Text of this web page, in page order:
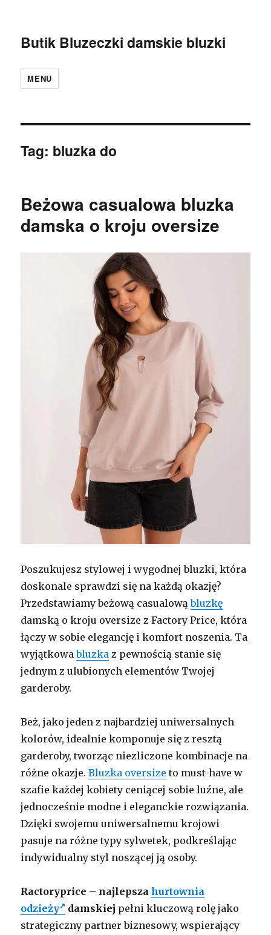
Butik Bluzeczki damskie bluzki
MENU
Tag: bluzka do
Beżowa casualowa bluzka
damska o kroju oversize
Poszukujesz stylowej i wygodnej bluzki, która
doskonale sprawdzi się na każdą okazję?
Przedstawiamy beżową casualowąbluzkę
damską o kroju oversize z Factory Price, która
łączy w sobie elegancję i komfort noszenia. Ta
wyjątkowabluzka z pewnością stanie się
jednym z ulubionych elementów Twojej
garderoby.
Beż, jako jeden z najbardziej uniwersalnych
kolorów, idealnie komponuje się z resztą
garderoby, tworząc niezliczone kombinacje na
różne okazje.Bluzka oversize to must-have w
szafie każdej kobiety ceniącej sobie luźne, ale
jednocześnie modne i eleganckie rozwiązania.
Dzięki swojemu uniwersalnemu krojowi
pasuje na różne typy sylwetek, podkreślając
indywidualny styl noszącej ją osoby.
Ractoryprice – najlepszahurtownia
odzieży
damskiej pełni kluczową rolę jako
strategiczny partner biznesowy, wspierający